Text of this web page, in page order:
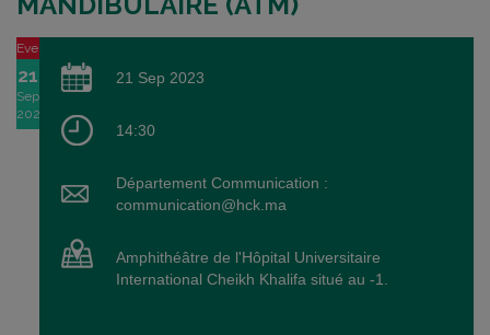
Event
21
Sep
2023
21 Sep 2023
14:30
Département Communication :
communication@hck.ma
Amphithéâtre de l'Hôpital Universitaire
International Cheikh Khalifa situé au -1.